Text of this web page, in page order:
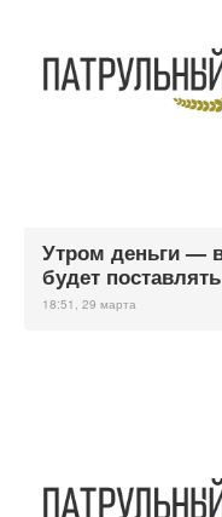
Утром деньги —
будет
18:51, 29 марта